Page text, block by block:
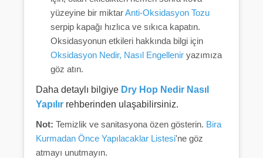
yüzeyine bir miktarAnti-Oksidasyon Tozu
serpip kapağı hızlıca ve sıkıca kapatın.
Oksidasyonun etkileri hakkında bilgi için
Oksidasyon Nedir, Nasıl Engellenir yazımıza
göz atın.
Daha detaylı bilgiye Dry Hop Nedir Nasıl
Yapılır rehberinden ulaşabilirsiniz.
Not: Temizlik ve sanitasyona özen gösterin. Bira
Kurmadan Önce Yapılacaklar Listesi'ne göz
atmayı unutmayın.